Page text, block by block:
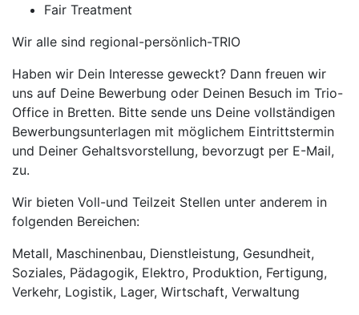
Fair Treatment
Wir alle sind regional-persönlich-TRIO
Haben wir Dein Interesse geweckt? Dann freuen wir
uns auf Deine Bewerbung oder Deinen Besuch im Trio-
Office in Bretten. Bitte sende uns Deine vollständigen
Bewerbungsunterlagen mit möglichem Eintrittstermin
und Deiner Gehaltsvorstellung, bevorzugt per E-Mail,
zu.
Wir bieten Voll-und Teilzeit Stellen unter anderem in
folgenden Bereichen:
Metall, Maschinenbau, Dienstleistung, Gesundheit,
Soziales, Pädagogik, Elektro, Produktion, Fertigung,
Verkehr, Logistik, Lager, Wirtschaft, Verwaltung